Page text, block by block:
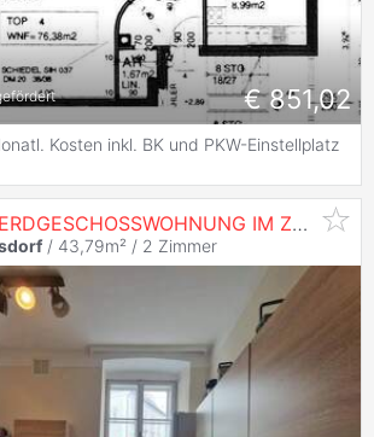
€ 851,02
Kosten inkl. BK und PKW-Einstellplatz
FREUNDLICHE ERDGESCHOSSWOHNUNG IM ZENTRUM VON
/ 43,79m² / 2 Zimmer